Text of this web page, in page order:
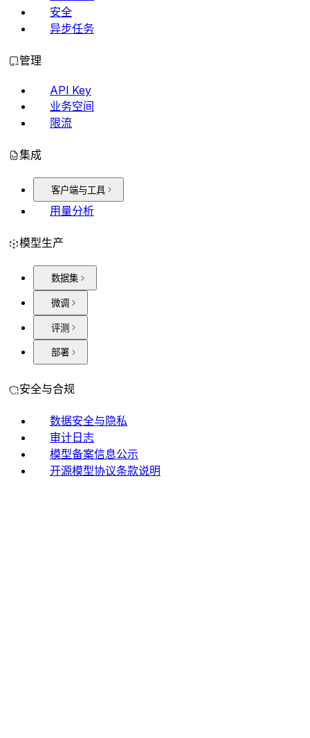
安全
异步任务
管理
API Key
业务空间
限流
集成
客户端与工具
用量分析
模型生产
数据集
微调
评测
部署
安全与合规
数据安全与隐私
审计日志
模型备案信息公示
开源模型协议条款说明